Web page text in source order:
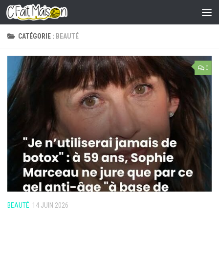
Skip to content
CATÉGORIE : BEAUTÉ
0
BEAUTÉ 14 JUIN 2026